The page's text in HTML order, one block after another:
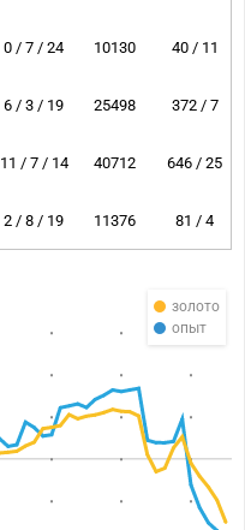
0 / 7 / 24 10130 40 / 11
6 / 3 / 19 25498 372 / 7
11 / 7 / 14 40712 646 / 25
2 / 8 / 19 11376 81 / 4
золото
опыт